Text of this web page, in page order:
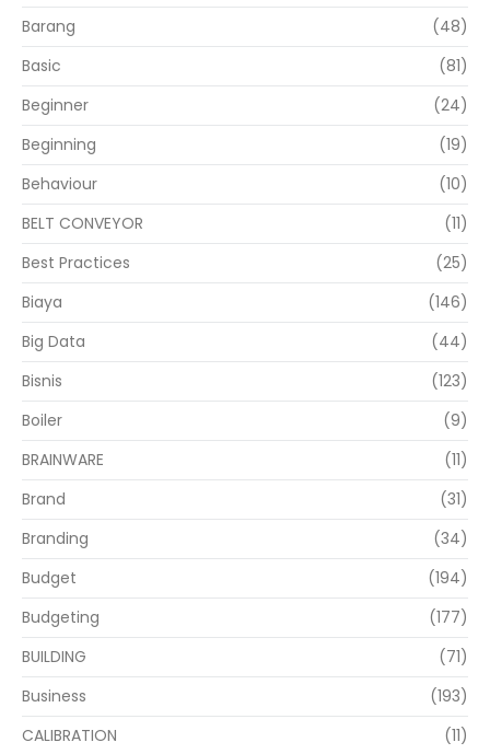
Barang
(48)
Basic
(81)
Beginner
(24)
Beginning
(19)
Behaviour
(10)
BELT CONVEYOR
(11)
Best Practices
(25)
Biaya
(146)
Big Data
(44)
Bisnis
(123)
Boiler
(9)
BRAINWARE
(11)
Brand
(31)
Branding
(34)
Budget
(194)
Budgeting
(177)
BUILDING
(71)
Business
(193)
CALIBRATION
(11)